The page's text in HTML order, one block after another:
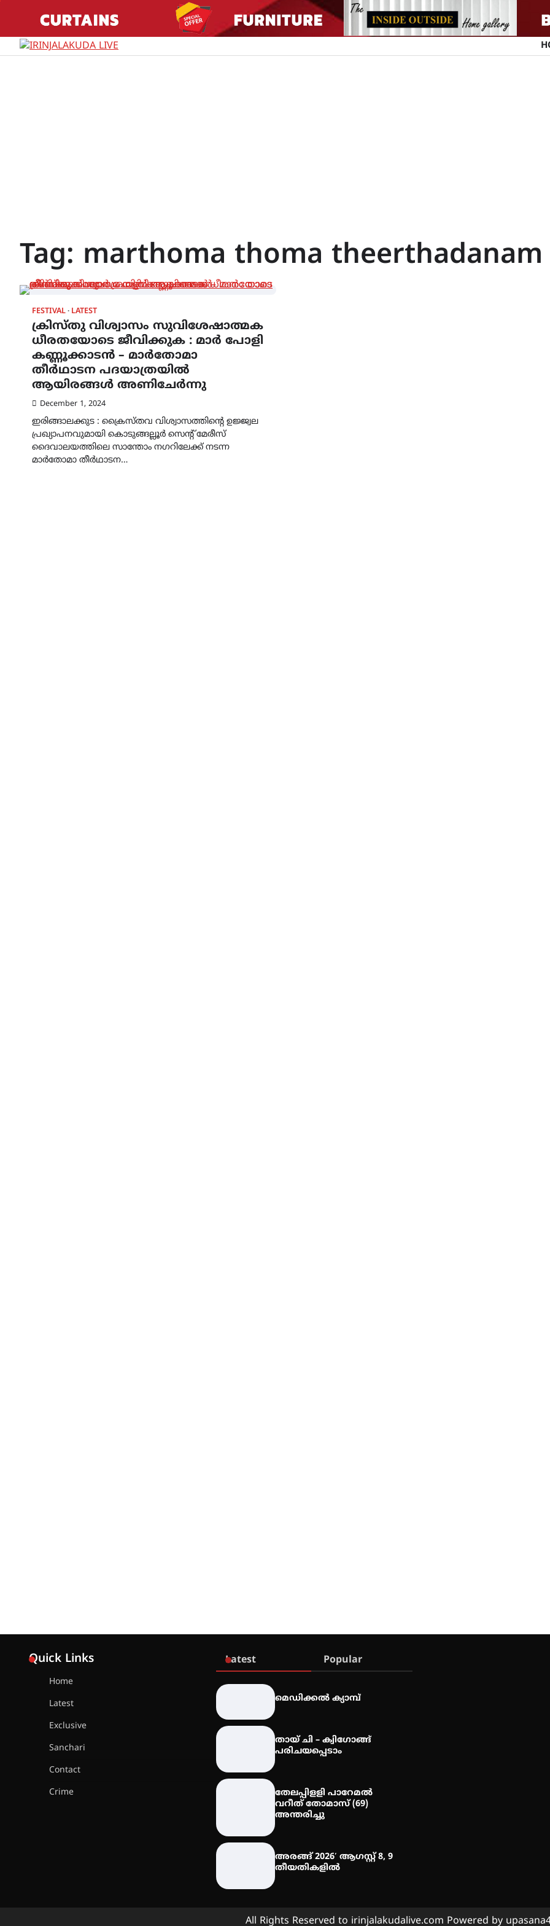
content
Tag: marthoma thoma theerthadanam
FESTIVAL LATEST
ക്രിസ്തു വിശ്വാസം സുവിശേഷാത്മക
ധീരതയോടെ ജീവിക്കുക : മാര്‍ പോളി
കണ്ണൂക്കാടന്‍ – മാര്‍തോമാ
തീര്‍ഥാടന പദയാത്രയില്‍
ആയിരങ്ങള്‍ അണിചേര്‍ന്നു
December 1, 2024
ഇരിങ്ങാലക്കുട : ക്രൈസ്തവ വിശ്വാസത്തിന്റെ ഉജ്ജ്വല
പ്രഖ്യാപനവുമായി കൊടുങ്ങല്ലൂര്‍ സെന്റ് മേരീസ്
ദൈവാലയത്തിലെ സാന്തോം നഗറിലേക്ക് നടന്ന
മാര്‍തോമാ തീര്‍ഥാടന…
Quick Links
Home
Latest
Exclusive
Sanchari
Contact
Crime
Latest Popular
മെഡിക്കൽ ക്യാമ്പ്
തായ് ചി – ക്വിഗോങ്ങ്
പരിചയപ്പെടാം
തേലപ്പിളളി പാറേമൽ
വറീത് തോമാസ് (69)
അന്തരിച്ചു
അരങ്ങ് 2026′ ആഗസ്റ്റ് 8, 9
തീയതികളിൽ
All Rights Reserved to irinjalakudalive.com Powered by